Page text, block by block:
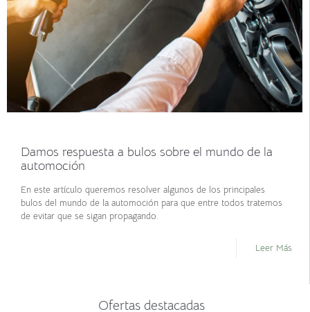
Damos respuesta a bulos sobre el mundo de la
automoción
En este artículo queremos resolver algunos de los principales
bulos del mundo de la automoción para que entre todos tratemos
de evitar que se sigan propagando.
Leer Más